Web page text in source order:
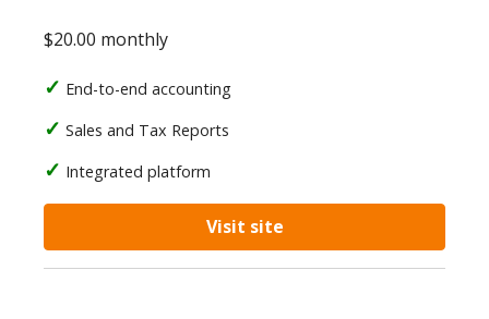
$20.00 monthly
End-to-end accounting
Sales and Tax Reports
Integrated platform
Visit site